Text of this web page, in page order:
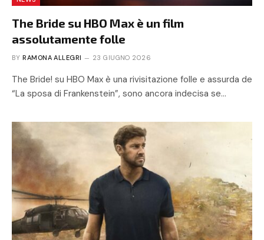
The Bride su HBO Max è un film
assolutamente folle
BY RAMONA ALLEGRI 23 GIUGNO 2026
The Bride! su HBO Max è una rivisitazione folle e assurda de
“La sposa di Frankenstein”, sono ancora indecisa se…